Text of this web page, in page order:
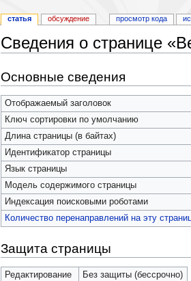
Сведения о странице
Основные сведения
Отображаемый заголовок
Ключ сортировки по умолчанию
Длина страницы (в байтах)
Идентификатор страницы
Язык страницы
Модель содержимого страницы
Индексация поисковыми роботами
Количество перенаправлений на эту
Защита страницы
Редактирование
Без защиты (бессрочно)
статья обсуждение просмотр кода